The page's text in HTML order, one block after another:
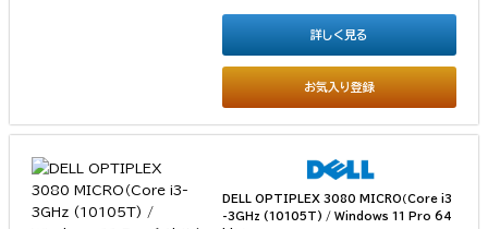
お気入り登録
詳しく見る
DELL OPTIPLEX 3080 MICRO（Core i3
-3GHz (10105T) / Windows 11 Pro 64